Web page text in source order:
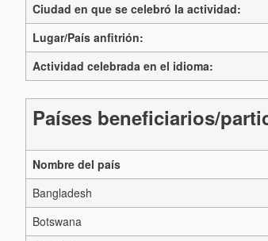
Ciudad en que se celebró la actividad:
Lugar/País anfitrión:
Actividad celebrada en el idioma:
Países beneficiarios/
Nombre del país
Bangladesh
Botswana